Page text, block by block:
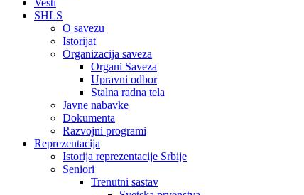
SHLS
O savezu
Istorijat
Organizacija saveza
Organi Saveza
Upravni odbor
Stalna radna tela
Javne nabavke
Dokumenta
Razvojni programi
Reprezentacija
Istorija reprezentacije Srbije
Seniori
Trenutni sastav